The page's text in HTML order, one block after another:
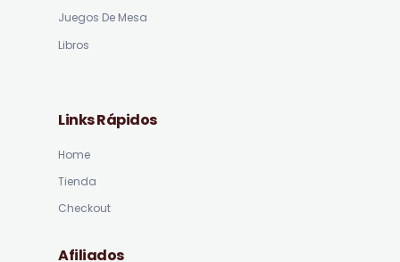
Juegos De Mesa
Libros
Links Rápidos
Home
Tienda
Checkout
Afiliados